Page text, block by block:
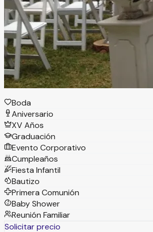
Jardín ideal para bodas con preciosas
amplio salón. Experiencia y
cada evento una experiencia única e
todos los invitados.
Tipos de eventos
Boda
Aniversario
XV Años
Graduación
Evento Corporativo
Cumpleaños
Fiesta Infantil
Bautizo
Primera Comunión
Baby Shower
Reunión Familiar
Solicitar precio